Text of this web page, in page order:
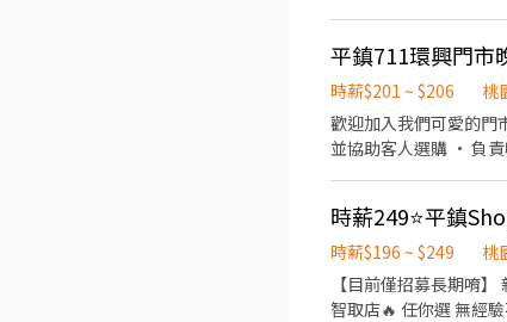
小時） 📍假日班 • 早
💰 薪資待遇 • 有人店
元／時（含夜班津貼）
境 ✅ 表現優良可轉正
即可完成初步流程，最
平鎮區廣德街238巷24
鎮湧安店 桃園市平鎮
號1樓 平鎮延平 - 智
快速，額滿即停止招募
https://lin.ee/kd7Hi9b
平鎮711環興門市
時薪$201 ~ $206
桃
歡迎加入我們可愛的門市大家庭！不
並協助客人選購 • 負責收銀結帳服務 •
時薪$196 ~ $249
桃
【目前僅招募長期唷】 新增夜班>>時薪
智取店🔥 任你選 無經驗不擔心!提供完整培